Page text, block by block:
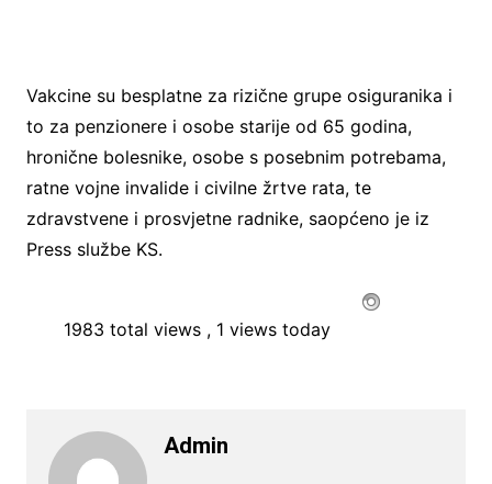
Vakcine su besplatne za rizične grupe osiguranika i
to za penzionere i osobe starije od 65 godina,
hronične bolesnike, osobe s posebnim potrebama,
ratne vojne invalide i civilne žrtve rata, te
zdravstvene i prosvjetne radnike, saopćeno je iz
Press službe KS.
1983 total views , 1 views today
Admin